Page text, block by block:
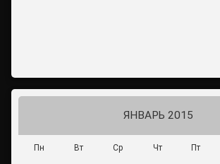
ЯНВАРЬ 2015
Пн Вт Ср Чт Пт